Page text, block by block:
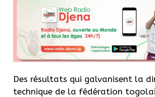
Des résultats qui galvanisent la
technique de la fédération